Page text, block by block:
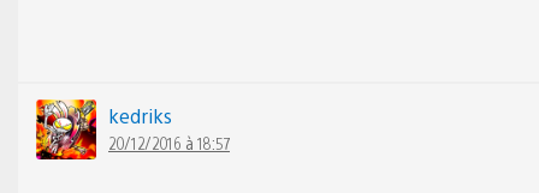
kedriks
20/12/2016 à 18:57